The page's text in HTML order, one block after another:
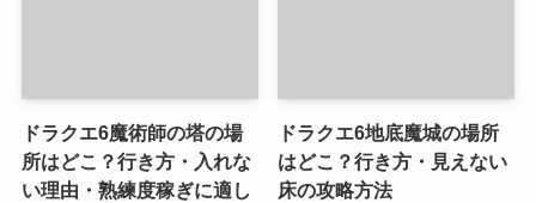
ドラクエ6魔術師の塔の場
所はどこ？行き方・入れな
い理由・熟練度稼ぎに適し
ドラクエ6地底魔城の場所
はどこ？行き方・見えない
床の攻略方法